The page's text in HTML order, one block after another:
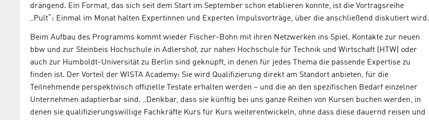
drängend. Ein Format, das sich seit dem Start im September schon etablieren konnte, ist die Vortragsreihe
„Pult“: Einmal im Monat halten Expertinnen und Experten Impulsvorträge, über die anschließend diskutiert wird.
Beim Aufbau des Programms kommt wieder Fischer-Bohn mit ihren Netzwerken ins Spiel. Kontakte zur neuen
bbw und zur Steinbeis Hochschule in Adlershof, zur nahen Hochschule für Technik und Wirtschaft (HTW) oder
auch zur Humboldt-Universität zu Berlin sind geknüpft, in denen für jedes Thema die passende Expertise zu
finden ist. Der Vorteil der WISTA Academy: Sie wird Qualifizierung direkt am Standort anbieten, für die
Teilnehmende perspektivisch offizielle Testate erhalten werden – und die an den spezifischen Bedarf einzelner
Unternehmen adaptierbar sind. „Denkbar, dass sie künftig bei uns ganze Reihen von Kursen buchen werden, in
denen sie qualifizierungswillige Fachkräfte Kurs für Kurs weiterentwickeln, ohne dass diese dauernd reisen und